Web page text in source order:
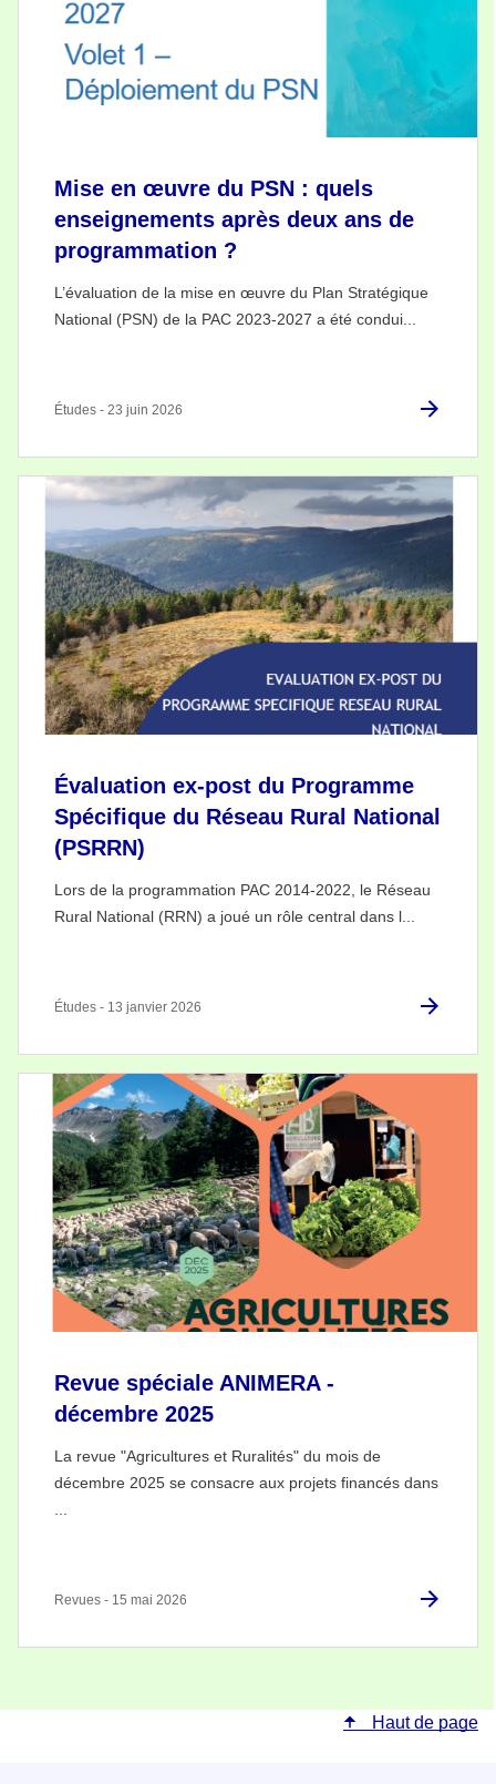
Mise en œuvre du PSN : quels
enseignements après deux ans de
programmation ?
L’évaluation de la mise en œuvre du Plan Stratégique
National (PSN) de la PAC 2023-2027 a été condui...
Études - 23 juin 2026
Évaluation ex-post du Programme
Spécifique du Réseau Rural National
(PSRRN)
Lors de la programmation PAC 2014-2022, le Réseau
Rural National (RRN) a joué un rôle central dans l...
Études - 13 janvier 2026
Revue spéciale ANIMERA -
décembre 2025
La revue "Agricultures et Ruralités" du mois de
décembre 2025 se consacre aux projets financés dans
Revues - 15 mai 2026
Haut de page